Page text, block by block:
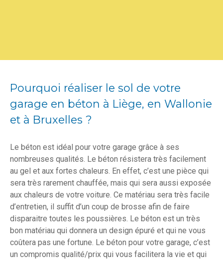
Pourquoi réaliser le sol de votre
garage en béton à Liège, en Wallonie
et à Bruxelles ?
Le béton est idéal pour votre garage grâce à ses
nombreuses qualités. Le béton résistera très facilement
au gel et aux fortes chaleurs. En effet, c’est une pièce qui
sera très rarement chauffée, mais qui sera aussi exposée
aux chaleurs de votre voiture. Ce matériau sera très facile
d’entretien, il suffit d’un coup de brosse afin de faire
disparaitre toutes les poussières. Le béton est un très
bon matériau qui donnera un design épuré et qui ne vous
coûtera pas une fortune. Le béton pour votre garage, c’est
un compromis qualité/prix qui vous facilitera la vie et qui